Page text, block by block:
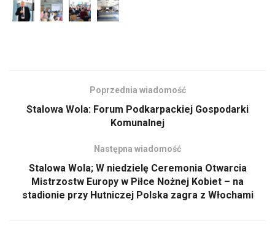
Poprzednia wiadomość
Stalowa Wola: Forum Podkarpackiej Gospodarki
Komunalnej
Następna wiadomość
Stalowa Wola; W niedzielę Ceremonia Otwarcia
Mistrzostw Europy w Piłce Nożnej Kobiet – na
stadionie przy Hutniczej Polska zagra z Włochami